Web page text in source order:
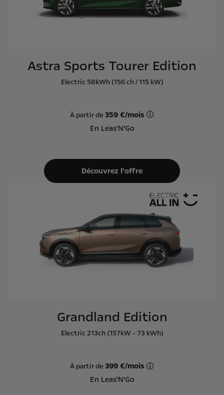
Astra Sports Tourer Edition
Electric 58kWh (156 ch / 115 kW)
À partir de 359 €/mois
En Leas'N'Go
Découvrez l'offre
Grandland Edition
Electric 213ch (157kW - 73 kWh)
À partir de 399 €/mois
En Leas'N'Go